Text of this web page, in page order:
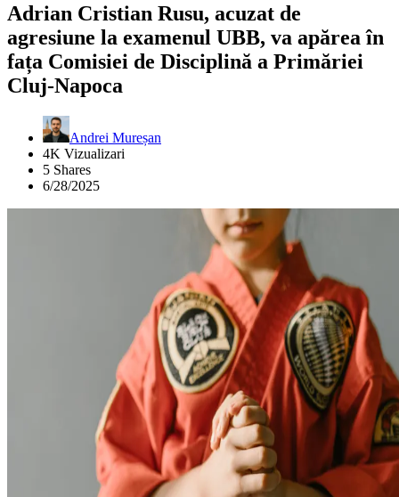
Adrian Cristian Rusu, acuzat de
agresiune la examenul UBB, va apărea în
fața Comisiei de Disciplină a Primăriei
Cluj-Napoca
Andrei Mureșan
4K Vizualizari
5 Shares
6/28/2025